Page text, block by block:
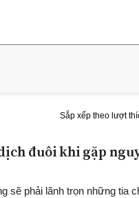
Sắp xếp theo lượt
đuôi khi gặp
sẽ phải lãnh trọn những tia